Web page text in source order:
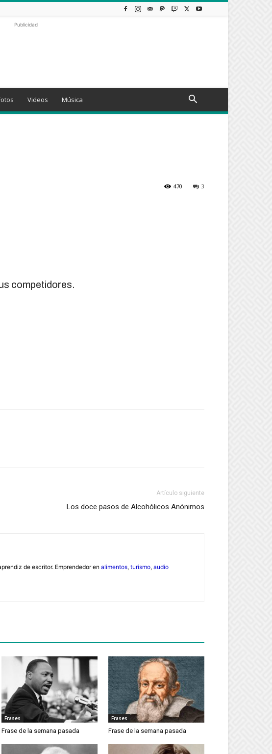
Publicidad
Videos Música
3
470
competidores.
Artículo siguiente
Los doce pasos de Alcohólicos Anónimos
de escritor. Emprendedor en alimentos, turismo, audio
Frases
Frase de la semana pasada
Frases
Frase de la semana pasada